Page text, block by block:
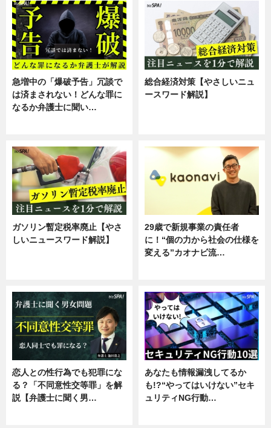
急増中の「爆破予告」冗談で
は済まされない！どんな罪に
なるか弁護士に聞い…
総合経済対策【やさしいニュ
ースワード解説】
ガソリン暫定税率廃止【やさ
しいニュースワード解説】
29歳で新規事業の責任者
に！“個の力から社会の仕様を
変える”カオナビ流…
恋人との性行為でも犯罪にな
る？「不同意性交等罪」を解
説【弁護士に聞く男…
あなたも情報漏洩してるか
も!?“やってはいけない”セキ
ュリティNG行動…